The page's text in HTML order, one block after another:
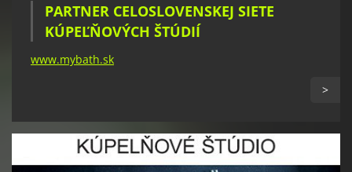
PARTNER CELOSLOVENSKEJ SIETE
KÚPEĽŇOVÝCH ŠTÚDIÍ
www.mybath.sk
>